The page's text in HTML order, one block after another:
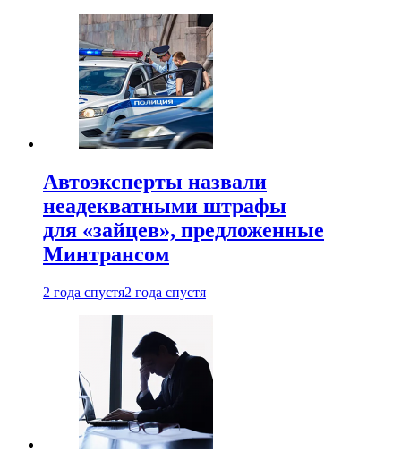
Автоэксперты назвали
неадекватными штрафы
для «зайцев», предложенные
Минтрансом
2 года спустя2 года спустя